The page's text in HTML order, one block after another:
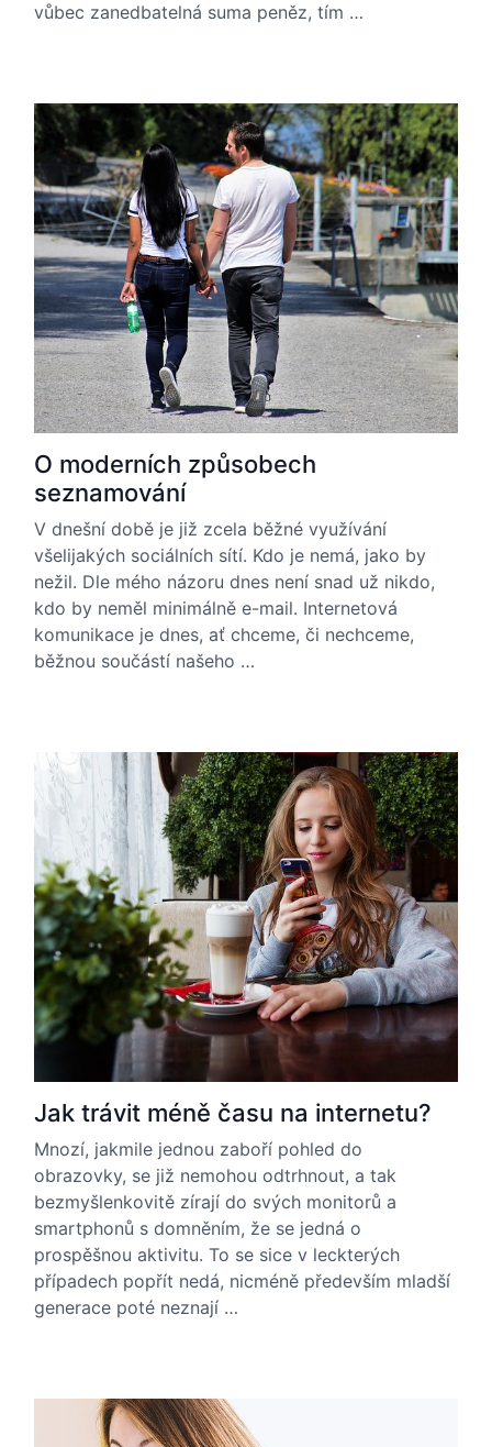
vůbec zanedbatelná suma peněz, tím …
O moderních způsobech
seznamování
V dnešní době je již zcela běžné využívání
všelijakých sociálních sítí. Kdo je nemá, jako by
nežil. Dle mého názoru dnes není snad už nikdo,
kdo by neměl minimálně e-mail. Internetová
komunikace je dnes, ať chceme, či nechceme,
běžnou součástí našeho …
Jak trávit méně času na internetu?
Mnozí, jakmile jednou zaboří pohled do
obrazovky, se již nemohou odtrhnout, a tak
bezmyšlenkovitě zírají do svých monitorů a
smartphonů s domněním, že se jedná o
prospěšnou aktivitu. To se sice v leckterých
případech popřít nedá, nicméně především mladší
generace poté neznají …